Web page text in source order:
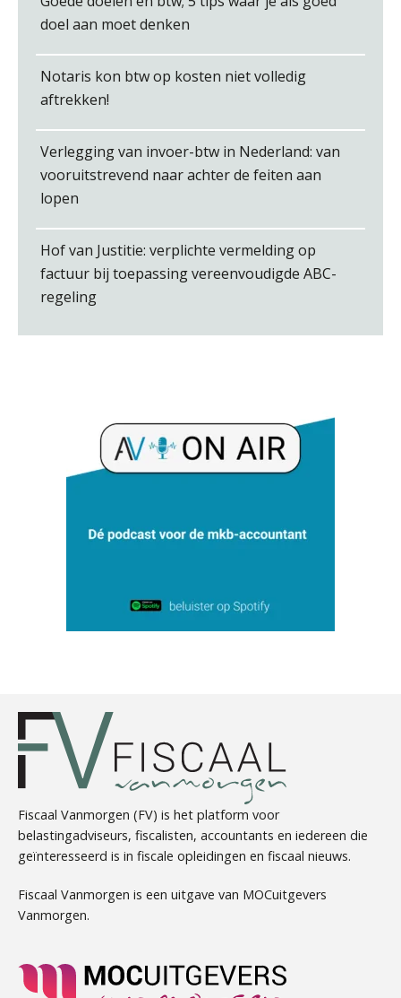
Ognjen Soldat
Imke Bos
Hans Tabak
Erik van Toledo
doel aan moet denken
Notaris kon btw op kosten niet volledig
aftrekken!
Verlegging van invoer-btw in Nederland: van
vooruitstrevend naar achter de feiten aan
lopen
Hof van Justitie: verplichte vermelding op
factuur bij toepassing vereenvoudigde ABC-
regeling
Fiscaal Vanmorgen (FV) is het platform voor
belastingadviseurs, fiscalisten, accountants en iedereen die
geïnteresseerd is in fiscale opleidingen en fiscaal nieuws.
Fiscaal Vanmorgen is een uitgave van MOCuitgevers
Vanmorgen.